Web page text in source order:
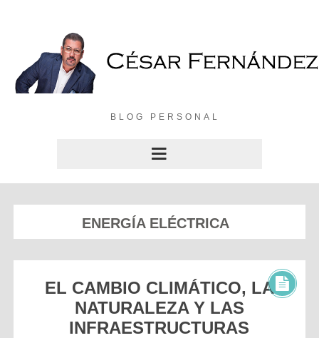
BLOG PERSONAL
ENERGÍA ELÉCTRICA
EL CAMBIO CLIMÁTICO, LA
NATURALEZA Y LAS
INFRAESTRUCTURAS